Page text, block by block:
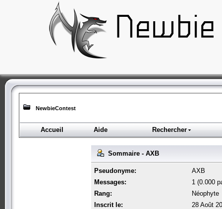
NewbieContest
Accueil Aide Rechercher
Sommaire - AXB
Pseudonyme:
AXB
Messages:
1 (0.000
Rang:
Néophyte
Inscrit le:
28 Août